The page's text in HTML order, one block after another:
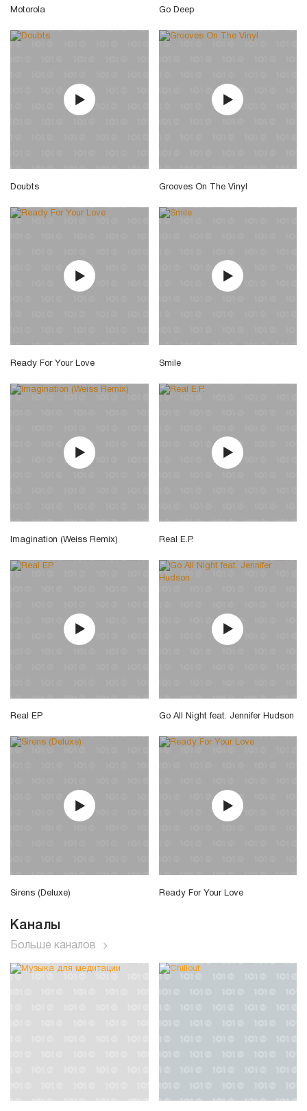
Motorola Go Deep
Doubts Grooves On The Vinyl
Ready For Your Love Smile
Imagination (Weiss Remix) Real E.P.
Real EP Go All Night feat. Jennifer Hudson
Sirens (Deluxe) Ready For Your Love
Каналы
Больше каналов